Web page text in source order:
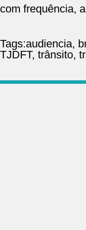
com frequência,
Tags:audiencia,
TJDFT, trânsito,